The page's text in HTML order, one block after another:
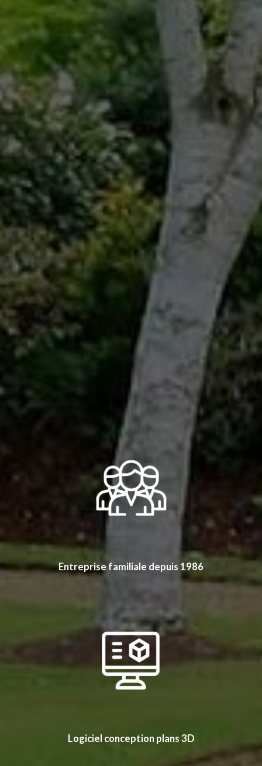
Entreprise familiale depuis 1986
Logiciel conception plans 3D